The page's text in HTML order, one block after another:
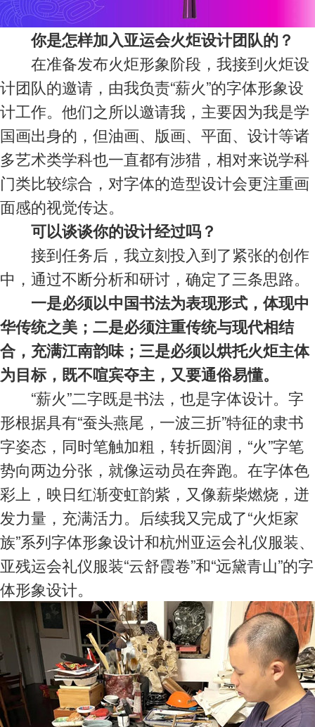
你是怎样加入亚运会火炬设计团队的？
在准备发布火炬形象阶段，我接到火炬设
计团队的邀请，由我负责“薪火”的字体形象设
计工作。他们之所以邀请我，主要因为我是学
国画出身的，但油画、版画、平面、设计等诸
多艺术类学科也一直都有涉猎，相对来说学科
门类比较综合，对字体的造型设计会更注重画
面感的视觉传达。
可以谈谈你的设计经过吗？
接到任务后，我立刻投入到了紧张的创作
中，通过不断分析和研讨，确定了三条思路。
一是必须以中国书法为表现形式，体现中
华传统之美；二是必须注重传统与现代相结
合，充满江南韵味；三是必须以烘托火炬主体
为目标，既不喧宾夺主，又要通俗易懂。
“薪火”二字既是书法，也是字体设计。字
形根据具有“蚕头燕尾，一波三折”特征的隶书
字姿态，同时笔触加粗，转折圆润，“火”字笔
势向两边分张，就像运动员在奔跑。在字体色
彩上，映日红渐变虹韵紫，又像薪柴燃烧，迸
发力量，充满活力。后续我又完成了“火炬家
族”系列字体形象设计和杭州亚运会礼仪服装、
亚残运会礼仪服装“云舒霞卷”和“远黛青山”的字
体形象设计。